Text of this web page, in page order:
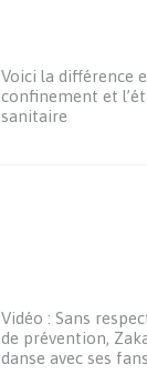
Voici la différence
confinement et
sanitaire
Vidéo : Sans
de prévention,
danse avec ses fans